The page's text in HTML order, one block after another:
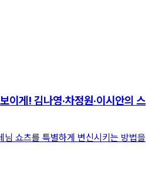
이게! 김나영·차정원·이시안의 스
님 쇼츠를 특별하게 변신시키는 방법을